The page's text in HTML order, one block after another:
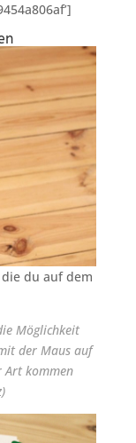
du auf dem
Möglichkeit
der Maus auf
Art kommen